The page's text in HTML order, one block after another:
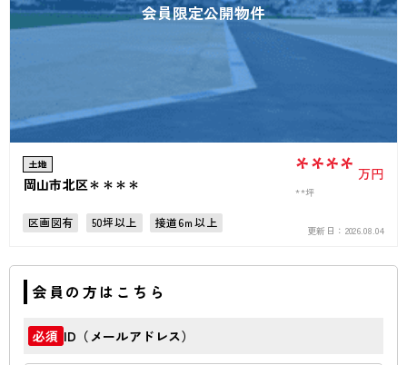
会員限定公開物件
土地
岡山市北区＊＊＊＊ **** 万円
**坪
区画図有 50坪以上 接道6ｍ以上
更新日： 2026.08.04
会員の方はこちら
必須 ID（メールアドレス）